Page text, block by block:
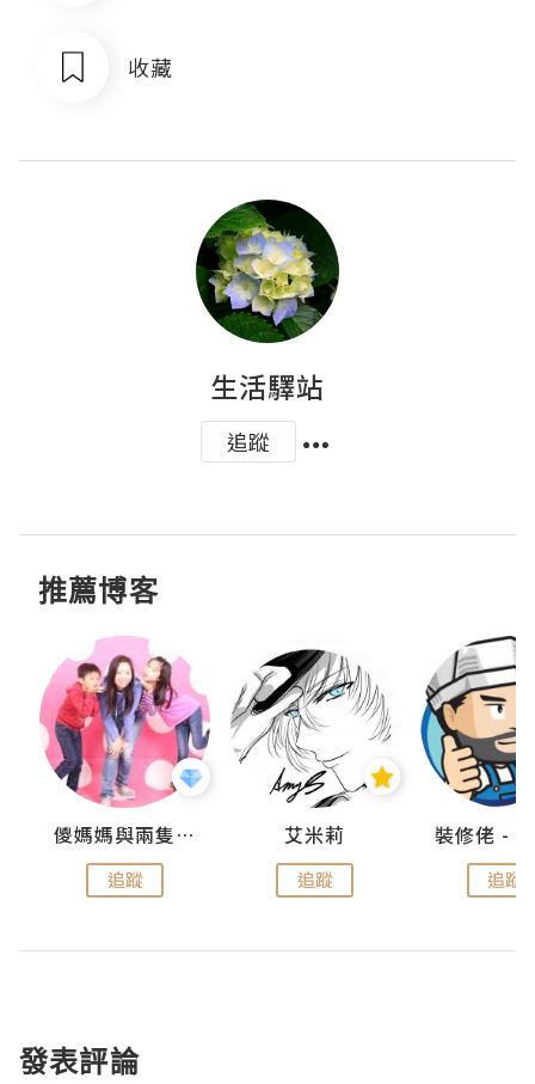
收藏
生活驛站
追蹤
推薦博客
儍媽媽與兩隻小魔怪之家
追蹤
艾米莉
追蹤 追蹤
發表評論